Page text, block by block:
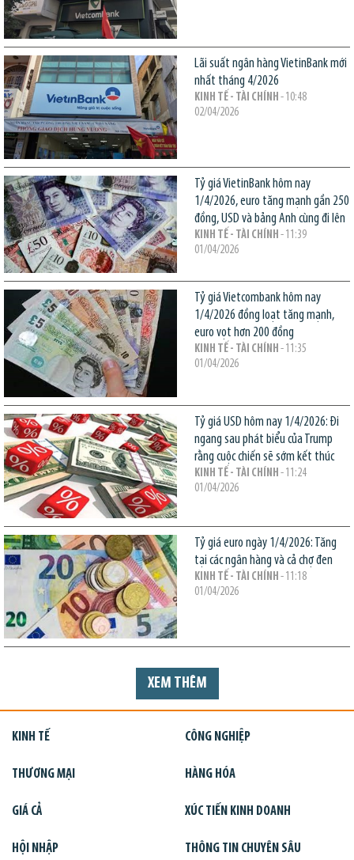
Lãi suất ngân hàng VietinBank mới
nhất tháng 4/2026
KINH TẾ - TÀI CHÍNH - 10:48
02/04/2026
Tỷ giá VietinBank hôm nay
1/4/2026, euro tăng mạnh gần 250
đồng, USD và bảng Anh cùng đi lên
KINH TẾ - TÀI CHÍNH - 11:39
01/04/2026
Tỷ giá Vietcombank hôm nay
1/4/2026 đồng loạt tăng mạnh,
euro vọt hơn 200 đồng
KINH TẾ - TÀI CHÍNH - 11:35
01/04/2026
Tỷ giá USD hôm nay 1/4/2026: Đi
ngang sau phát biểu của Trump
rằng cuộc chiến sẽ sớm kết thúc
KINH TẾ - TÀI CHÍNH - 11:24
01/04/2026
Tỷ giá euro ngày 1/4/2026: Tăng
tại các ngân hàng và cả chợ đen
KINH TẾ - TÀI CHÍNH - 11:18
01/04/2026
XEM THÊM
KINH TẾ CÔNG NGHIỆP
THƯƠNG MẠI HÀNG HÓA
GIÁ CẢ XÚC TIẾN KINH DOANH
HỘI NHẬP THÔNG TIN CHUYÊN SÂU